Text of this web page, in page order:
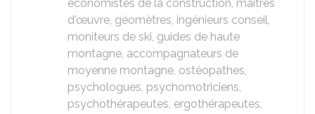
économistes de la construction, maîtres
d'œuvre, géomètres, ingénieurs conseil,
moniteurs de ski, guides de haute
montagne, accompagnateurs de
moyenne montagne, ostéopathes,
psychologues, psychomotriciens,
psychothérapeutes, ergothérapeutes,